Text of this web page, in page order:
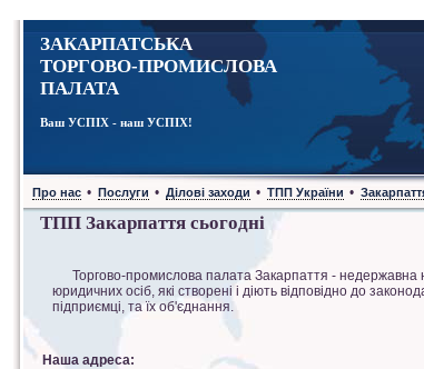
ЗАКАРПАТСЬКА
ТОРГОВО-ПРОМИСЛОВА
ПАЛАТА
Ваш УСПІХ - наш УСПІХ!
Про нас • Послуги • Ділові заходи • ТПП України •
ТПП Закарпаття сьогодні
Торгово-промислова палата Закарпаття - недержавна
юридичних осіб, які створені і діють відповідно до
підприємці, та їх об'єднання.
Наша адреса: